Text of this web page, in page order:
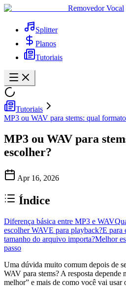
Removedor Vocal
Splitter
Planos
Tutoriais
Tutoriais
MP3 ou WAV para stems: qual
MP3 ou WAV para
escolher?
Apr 16, 2026
Índice
Diferença básica entre MP3 e WAV
escolher WAVE para playback?E para
tamanho do arquivo importa?Melhor
passo
Uma dúvida muito comum depois de
WAV para stems? A resposta depende
melhor” e mais de como você vai usar